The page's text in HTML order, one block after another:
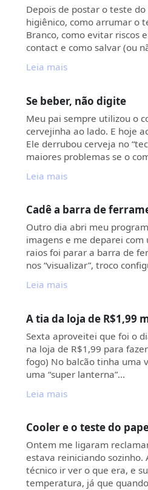
Depois de postar o teste
higiênico, como arrumar o
Branco, como evitar riscos
contact e como salvar (ou
Leia mais
Se beber, não digite
Meu pai sempre utilizou o
cervejinha ao lado. E hoje
Ele derrubou cerveja no
maiores problemas se o
Leia mais
Cadê a barra de
Outro dia abri meu
imagens e me deparei com
raios foi parar a barra de
nos “visualizar”, troco
Leia mais
A tia da loja de R$1,99
Sexta aproveitei que foi o
na loja de R$1,99 para
fogo) No balcão tinha uma
uma “super lanterna”…
Leia mais
Cooler e o teste do
Ontem me ligaram
estava reiniciando sozinho.
técnico ir ver o que era, e
temperatura, já que